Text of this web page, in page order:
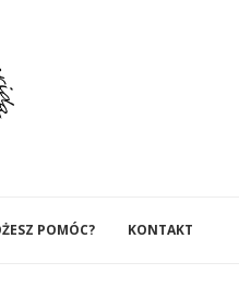
POMÓC? KONTAKT